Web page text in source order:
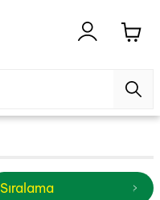
Sıralama